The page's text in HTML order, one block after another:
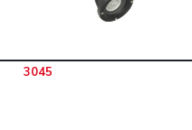
3045